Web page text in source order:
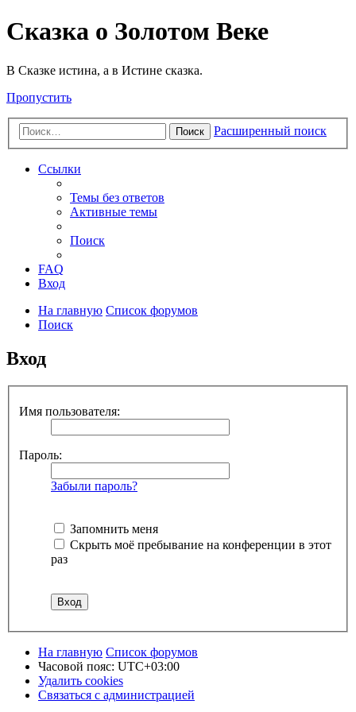
Сказка о Золотом Веке
В Сказке истина, а в Истине сказка.
Пропустить
Поиск Расширенный поиск
Ссылки
Темы без ответов
Активные темы
Поиск
FAQ
Вход
На главную Список форумов
Поиск
Вход
Имя пользователя:
Пароль:
Забыли пароль?
Запомнить меня
Скрыть моё пребывание на конференции в этот
раз
На главную Список форумов
Часовой пояс: UTC+03:00
Удалить cookies
Связаться с администрацией